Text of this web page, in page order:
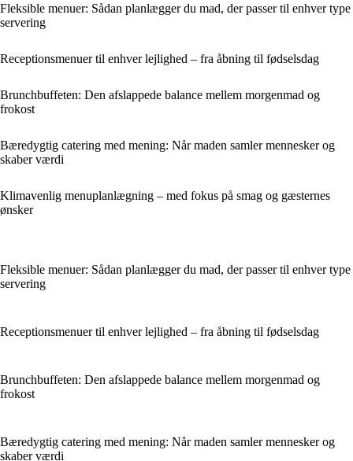
Fleksible menuer: Sådan planlægger du mad, der passer til enhver type
servering
Receptionsmenuer til enhver lejlighed – fra åbning til fødselsdag
Brunchbuffeten: Den afslappede balance mellem morgenmad og
frokost
Bæredygtig catering med mening: Når maden samler mennesker og
skaber værdi
Klimavenlig menuplanlægning – med fokus på smag og gæsternes
ønsker
Fleksible menuer: Sådan planlægger du mad, der passer til enhver type
servering
Receptionsmenuer til enhver lejlighed – fra åbning til fødselsdag
Brunchbuffeten: Den afslappede balance mellem morgenmad og
frokost
Bæredygtig catering med mening: Når maden samler mennesker og
skaber værdi